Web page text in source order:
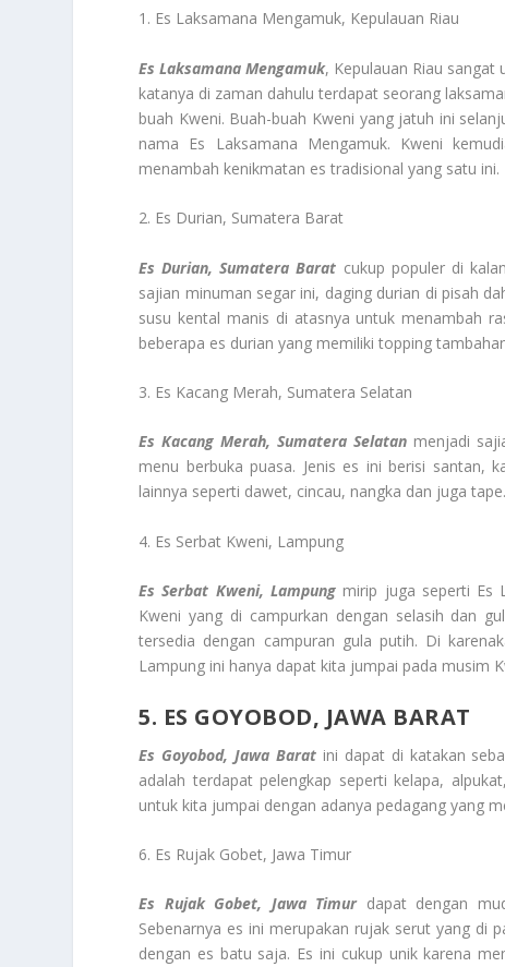
1. Es Laksamana Mengamuk, Kepulauan Riau
Es Laksamana Mengamuk, Kepulauan Riau
katanya di zaman dahulu terdapat seorang
buah Kweni. Buah-buah Kweni yang jatuh ini
nama Es Laksamana Mengamuk. Kweni
menambah kenikmatan es tradisional yang satu ini.
2. Es Durian, Sumatera Barat
Es Durian, Sumatera Barat cukup populer di
sajian minuman segar ini, daging durian di pisah
susu kental manis di atasnya untuk menambah
beberapa es durian yang memiliki topping
3. Es Kacang Merah, Sumatera Selatan
Es Kacang Merah, Sumatera Selatan menjadi
menu berbuka puasa. Jenis es ini berisi santan,
lainnya seperti dawet, cincau, nangka dan juga tape.
4. Es Serbat Kweni, Lampung
Es Serbat Kweni, Lampung mirip juga seperti Es
Kweni yang di campurkan dengan selasih dan
tersedia dengan campuran gula putih. Di
Lampung ini hanya dapat kita jumpai pada musim
5. ES GOYOBOD, JAWA BARAT
Es Goyobod, Jawa Baratini dapat di katakan
adalah terdapat pelengkap seperti kelapa,
untuk kita jumpai dengan adanya pedagang yang
6. Es Rujak Gobet, Jawa Timur
Es Rujak Gobet, Jawa Timurdapat dengan
Sebenarnya es ini merupakan rujak serut yang di
dengan es batu saja. Es ini cukup unik karena